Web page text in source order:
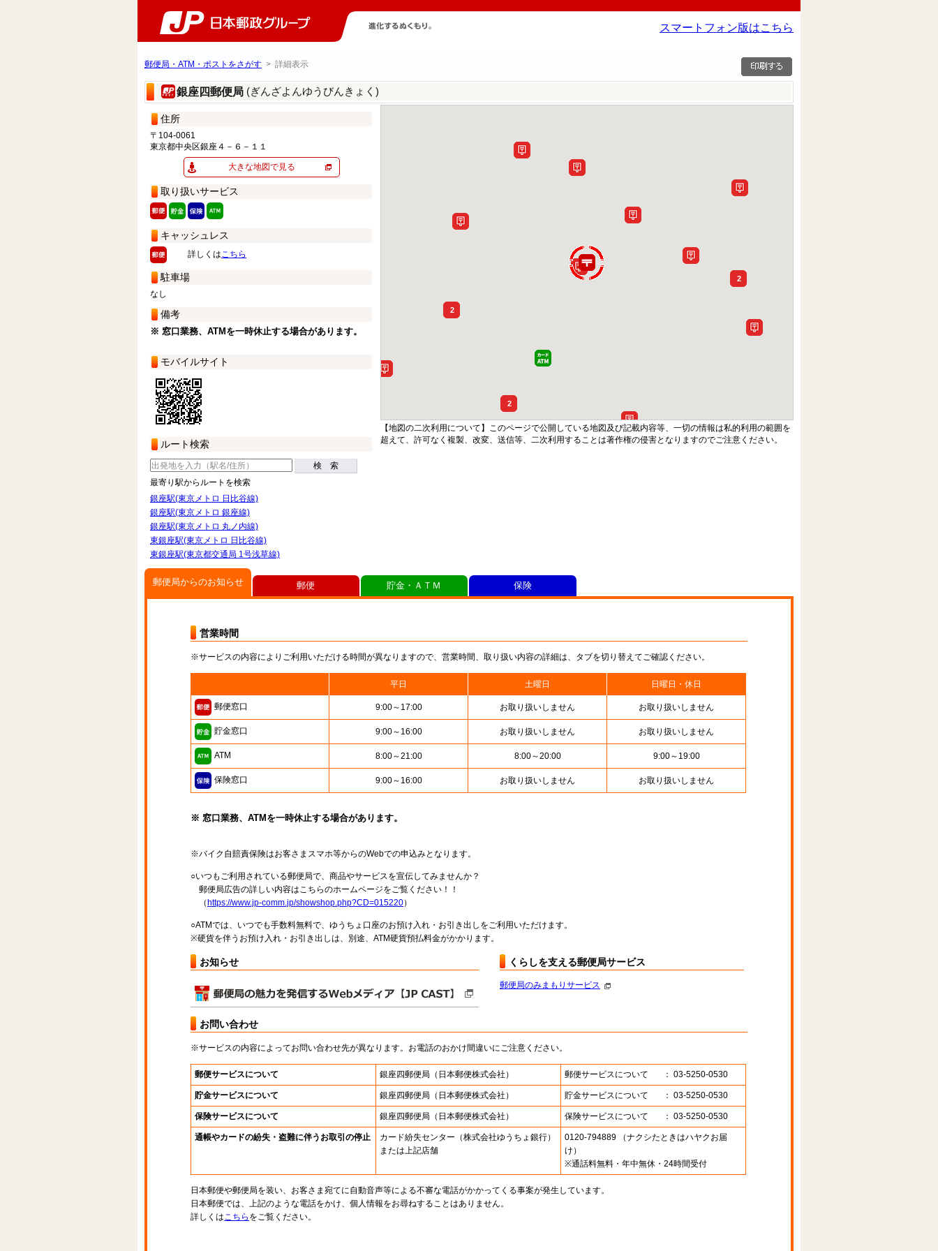
スマートフォン版はこちら
郵便局・ATM・ポストをさがす > 詳細表示
銀座四郵便局 (ぎんざよんゆうびんきょく)
住所
〒104-0061
東京都中央区銀座４－６－１１
大きな地図で見る
取り扱いサービス
キャッシュレス
詳しくはこちら
駐車場
なし
備考
※ 窓口業務、ATMを一時休止する場合があります。
モバイルサイト
ルート検索
検 索
最寄り駅からルートを検索
銀座駅(東京メトロ 日比谷線)
銀座駅(東京メトロ 銀座線)
銀座駅(東京メトロ 丸ノ内線)
東銀座駅(東京メトロ 日比谷線)
東銀座駅(東京都交通局 1号浅草線)
2
2
2
【地図の二次利用について】このページで公開している地図及び記載内容等、一切の情報は私的利用の範囲を
超えて、許可なく複製、改変、送信等、二次利用することは著作権の侵害となりますのでご注意ください。
郵便局からのお知らせ
営業時間
※サービスの内容によりご利用いただける時間が異なりますので、営業時間、取り扱い内容の詳細は、タブを切り替えてご確認ください。
平日 土曜日 日曜日・休日
郵便窓口 9:00～17:00 お取り扱いしません お取り扱いしません
貯金窓口 9:00～16:00 お取り扱いしません お取り扱いしません
ATM 8:00～21:00 8:00～20:00 9:00～19:00
保険窓口 9:00～16:00 お取り扱いしません お取り扱いしません
※ 窓口業務、ATMを一時休止する場合があります。
※バイク自賠責保険はお客さまスマホ等からのWebでの申込みとなります。
○いつもご利用されている郵便局で、商品やサービスを宣伝してみませんか？
郵便局広告の詳しい内容はこちらのホームページをご覧ください！！
（ https://www.jp-comm.jp/showshop.php?CD=015220）
○ATMでは、いつでも手数料無料で、ゆうちょ口座のお預け入れ・お引き出しをご利用いただけます。
※硬貨を伴うお預け入れ・お引き出しは、別途、ATM硬貨預払料金がかかります。
お知らせ くらしを支える郵便局サービス
郵便局のみまもりサービス
お問い合わせ
※サービスの内容によってお問い合わせ先が異なります。お電話のおかけ間違いにご注意ください。
郵便サービスについて 銀座四郵便局 （日本郵便株式会社） 郵便サービスについて ： 03-5250-0530
貯金サービスについて 銀座四郵便局 （日本郵便株式会社） 貯金サービスについて ： 03-5250-0530
保険サービスについて 銀座四郵便局 （日本郵便株式会社） 保険サービスについて ： 03-5250-0530
通帳やカードの紛失・盗難に伴うお取引の停止 カード紛失センター （株式会社ゆうちょ銀行）
または上記店舗
0120-794889 （ナクシたときはハヤクお届
け）
※通話料無料・年中無休・24時間受付
日本郵便や郵便局を装い、お客さま宛てに自動音声等による不審な電話がかかってくる事案が発生しています。
日本郵便では、上記のような電話をかけ、個人情報をお尋ねすることはありません。
詳しくはこちら をご覧ください。
郵便 貯金・ＡＴＭ 保険